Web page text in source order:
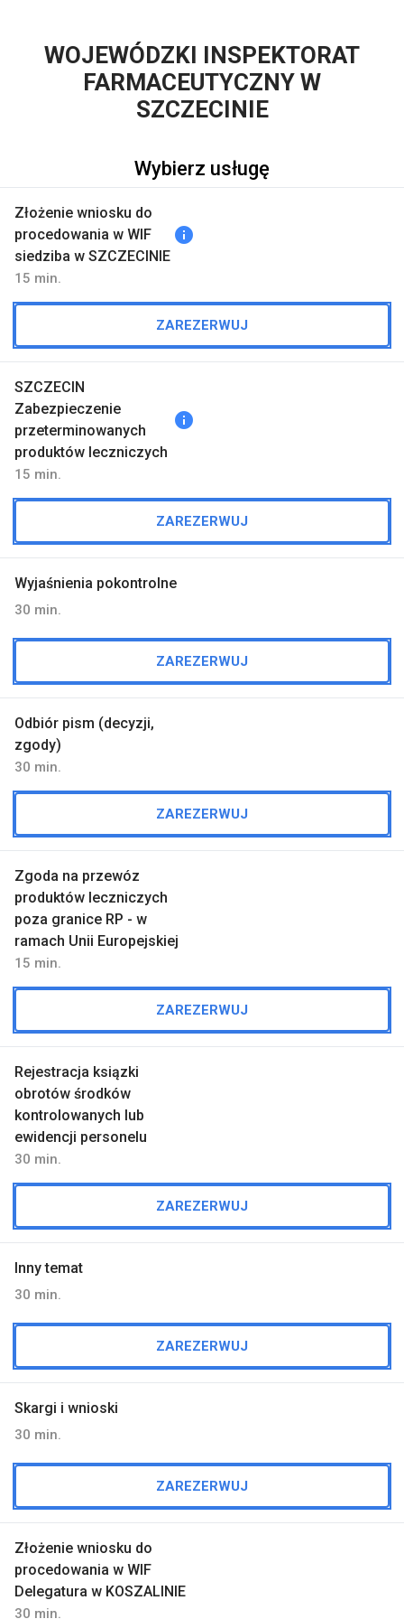
WOJEWÓDZKI INSPEKTORAT
FARMACEUTYCZNY W
SZCZECINIE
Wybierz usługę
Złożenie wniosku do
procedowania w WIF
siedziba w SZCZECINIE
info
15 min.
ZAREZERWUJ
SZCZECIN
Zabezpieczenie
przeterminowanych
produktów leczniczych
info
15 min.
ZAREZERWUJ
Wyjaśnienia pokontrolne
30 min.
ZAREZERWUJ
Odbiór pism (decyzji,
zgody)
30 min.
ZAREZERWUJ
Zgoda na przewóz
produktów leczniczych
poza granice RP - w
ramach Unii Europejskiej
15 min.
ZAREZERWUJ
Rejestracja ksiązki
obrotów środków
kontrolowanych lub
ewidencji personelu
30 min.
ZAREZERWUJ
Inny temat
30 min.
ZAREZERWUJ
Skargi i wnioski
30 min.
ZAREZERWUJ
Złożenie wniosku do
procedowania w WIF
Delegatura w KOSZALINIE
30 min.